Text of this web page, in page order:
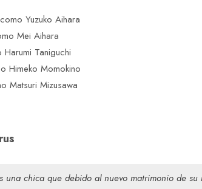
Yuzuko Aihara
Mei Aihara
Harumi Taniguchi
Himeko Momokino
Matsuri Mizusawa
una chica que debido al nuevo matrimonio de